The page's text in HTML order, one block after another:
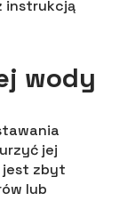
instrukcją
wody
jej
jest zbyt
lub